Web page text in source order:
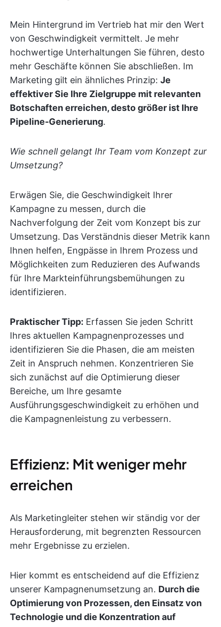
Mein Hintergrund im Vertrieb hat mir den Wert
von Geschwindigkeit vermittelt. Je mehr
hochwertige Unterhaltungen Sie führen, desto
mehr Geschäfte können Sie abschließen. Im
Marketing gilt ein ähnliches Prinzip: Je
effektiver Sie Ihre Zielgruppe mit relevanten
Botschaften erreichen, desto größer ist Ihre
Pipeline-Generierung.
Wie schnell gelangt Ihr Team vom Konzept zur
Umsetzung?
Erwägen Sie, die Geschwindigkeit Ihrer
Kampagne zu messen, durch die
Nachverfolgung der Zeit vom Konzept bis zur
Umsetzung. Das Verständnis dieser Metrik kann
Ihnen helfen, Engpässe in Ihrem Prozess und
Möglichkeiten zum Reduzieren des Aufwands
für Ihre Markteinführungsbemühungen zu
identifizieren.
Praktischer Tipp: Erfassen Sie jeden Schritt
Ihres aktuellen Kampagnenprozesses und
identifizieren Sie die Phasen, die am meisten
Zeit in Anspruch nehmen. Konzentrieren Sie
sich zunächst auf die Optimierung dieser
Bereiche, um Ihre gesamte
Ausführungsgeschwindigkeit zu erhöhen und
die Kampagnenleistung zu verbessern.
Effizienz: Mit weniger mehr
erreichen
Als Marketingleiter stehen wir ständig vor der
Herausforderung, mit begrenzten Ressourcen
mehr Ergebnisse zu erzielen.
Hier kommt es entscheidend auf die Effizienz
unserer Kampagnenumsetzung an. Durch die
Optimierung von Prozessen, den Einsatz von
Technologie und die Konzentration auf